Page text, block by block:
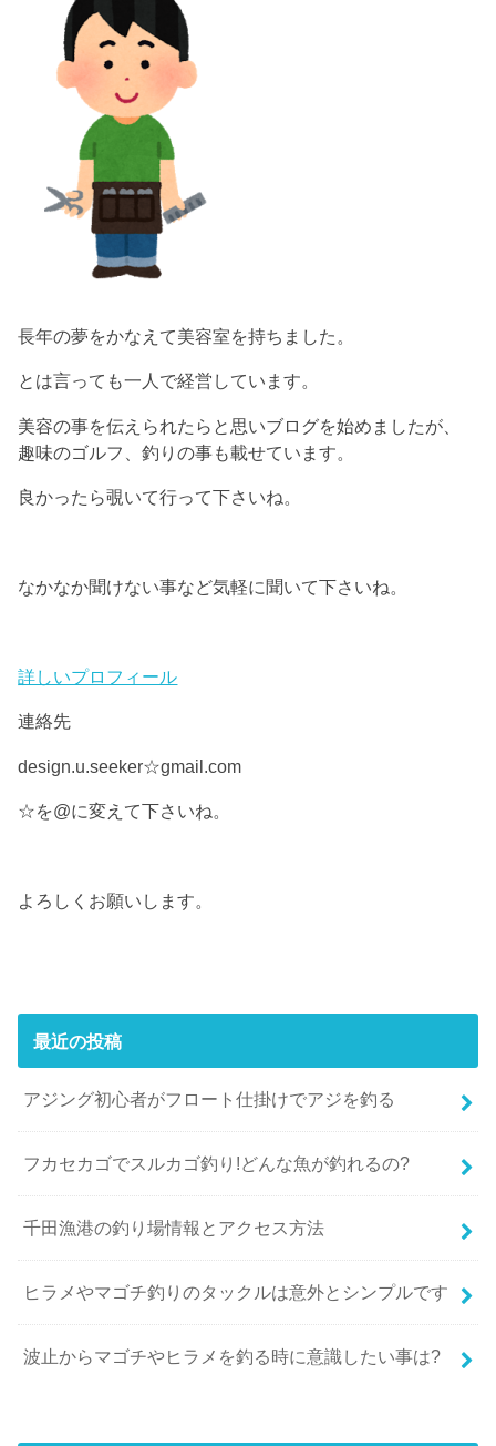
長年の夢をかなえて美容室を持ちました。
とは言っても一人で経営しています。
美容の事を伝えられたらと思いブログを始めましたが、
趣味のゴルフ、釣りの事も載せています。
良かったら覗いて行って下さいね。
なかなか聞けない事など気軽に聞いて下さいね。
詳しいプロフィール
連絡先
design.u.seeker☆gmail.com
☆を@に変えて下さいね。
よろしくお願いします。
最近の投稿
アジング初心者がフロート仕掛けでアジを釣る
フカセカゴでスルカゴ釣り!どんな魚が釣れるの?
千田漁港の釣り場情報とアクセス方法
ヒラメやマゴチ釣りのタックルは意外とシンプルです
波止からマゴチやヒラメを釣る時に意識したい事は?